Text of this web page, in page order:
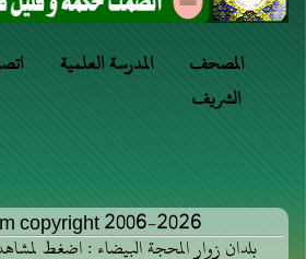
المدرسة العلمية
المصحف
الشريف
copyright 2006-2026
بلدان زوار المحجة البيضاء : اضغط